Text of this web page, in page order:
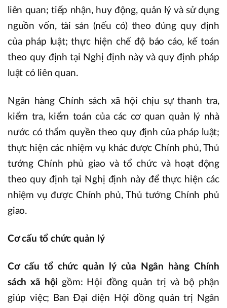
liên quan; tiếp nhận, huy động, quản lý và sử dụng
nguồn vốn, tài sản (nếu có) theo đúng quy định
của pháp luật; thực hiện chế độ báo cáo, kế toán
theo quy định tại Nghị định này và quy định pháp
luật có liên quan.
Ngân hàng Chính sách xã hội chịu sự thanh tra,
kiểm tra, kiểm toán của các cơ quan quản lý nhà
nước có thẩm quyền theo quy định của pháp luật;
thực hiện các nhiệm vụ khác được Chính phủ, Thủ
tướng Chính phủ giao và tổ chức và hoạt động
theo quy định tại Nghị định này để thực hiện các
nhiệm vụ được Chính phủ, Thủ tướng Chính phủ
giao.
Cơ cấu tổ chức quản lý
Cơ cấu tổ chức quản lý của Ngân hàng Chính
sách xã hội gồm: Hội đồng quản trị và bộ phận
giúp việc; Ban Đại diện Hội đồng quản trị Ngân